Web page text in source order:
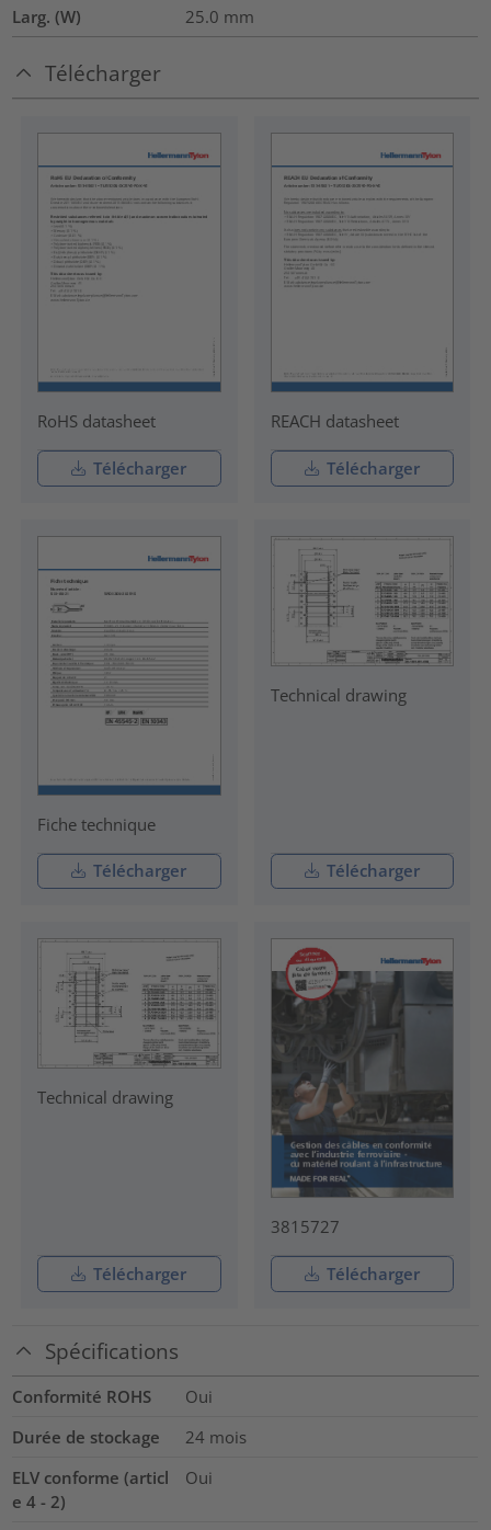
Larg. (W) 25.0 mm
Télécharger
RoHS datasheet
Télécharger
REACH datasheet
Télécharger
Fiche technique
Télécharger
Technical drawing
Télécharger
Technical drawing
Télécharger
3815727
Télécharger
Spécifications
Conformité ROHS
Oui
Durée de stockage
24 mois
ELV conforme (articl
e 4 - 2)
Oui